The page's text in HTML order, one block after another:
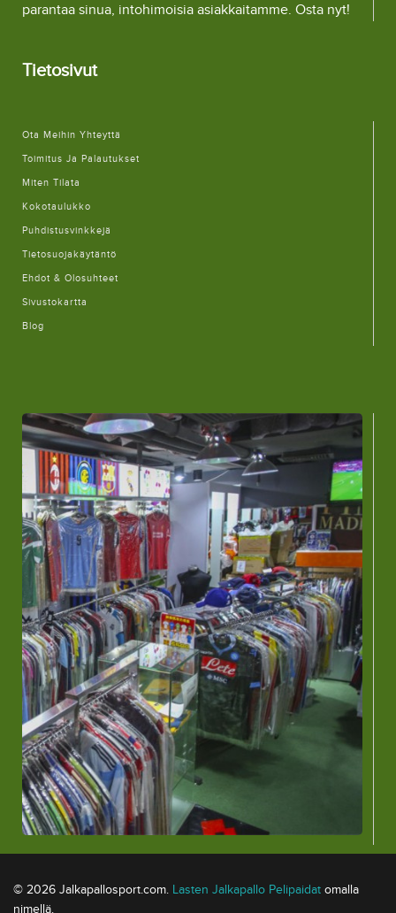
parantaa sinua, intohimoisia asiakkaitamme. Osta nyt!
Tietosivut
Ota Meihin Yhteyttä
Toimitus Ja Palautukset
Miten Tilata
Kokotaulukko
Puhdistusvinkkejä
Tietosuojakäytäntö
Ehdot & Olosuhteet
Sivustokartta
Blog
© 2026 Jalkapallosport.com. Lasten Jalkapallo Pelipaidat omalla
nimellä.